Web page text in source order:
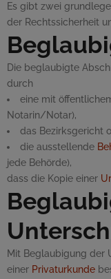
Es gibt zwei
der Rechtssicherheit
Die beglaubigte
durch
eine mit
Notarin/Notar),
das Bezirksgericht
die ausstellende
jede Behörde),
dass die Kopie einer
Mit Beglaubigung der
einer Privaturkunde